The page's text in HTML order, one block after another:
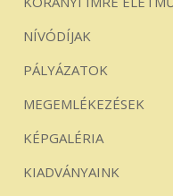
NÍVÓDÍJAK
PÁLYÁZATOK
MEGEMLÉKEZÉSEK
KÉPGALÉRIA
KIADVÁNYAINK